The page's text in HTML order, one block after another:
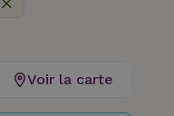
Voir la carte